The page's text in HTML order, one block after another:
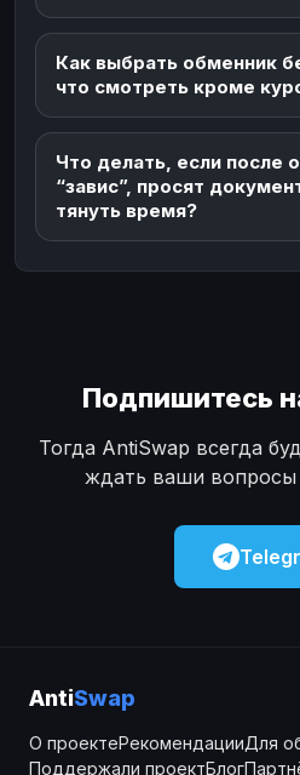
Как выбрать обменник
что смотреть кроме
Что делать, если после
“завис”, просят
тянуть время?
Подпишитесь
Тогда AntiSwap всегда
ждать ваши вопросы
AntiSwap
О проектеРекомендацииДля
Поддержали проектБлог